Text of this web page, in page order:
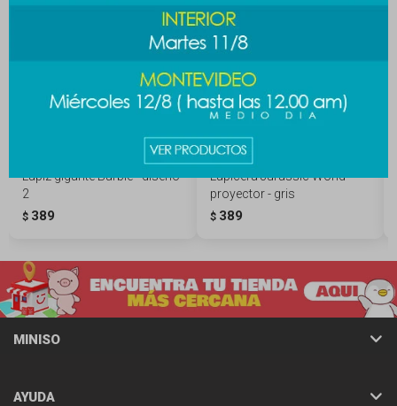
Lapiz gigante Barbie - diseño
2
$ 389
Lapicera Jurassic World
proyector - gris
$ 389
MINISO
AYUDA